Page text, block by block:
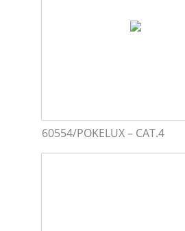
60554/POKELUX – CAT.4